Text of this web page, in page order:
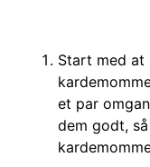
Start med at
et par
dem godt,